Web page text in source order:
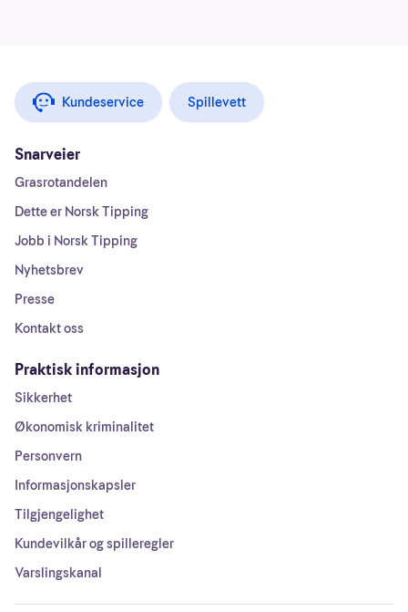
Kundeservice Spillevett
Snarveier
Grasrotandelen
Dette er Norsk Tipping
Jobb i Norsk Tipping
Nyhetsbrev
Presse
Kontakt oss
Praktisk informasjon
Sikkerhet
Økonomisk kriminalitet
Personvern
Informasjonskapsler
Tilgjengelighet
Kundevilkår og spilleregler
Varslingskanal